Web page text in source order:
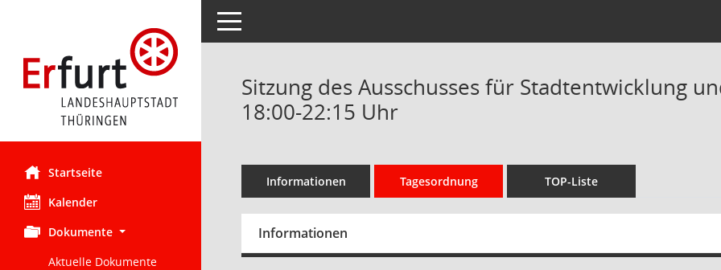
Startseite
Kalender
Dokumente
Aktuelle Dokumente
Toggle navigation
Sitzung des Ausschusses für Stadtentwicklung
18:00-22:15 Uhr
Informationen Tagesordnung TOP-Liste
Informationen